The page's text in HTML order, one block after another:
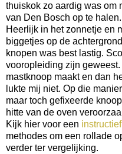
thuiskok zo aardig was om
van Den Bosch op te halen.
Heerlijk in het zonnetje en
biggetjes op de
knopen was best lastig.
vooropleiding zijn
mastknoop maakt en dan
lukte mij niet. Op die
maar toch gefixeerde
hitte van de oven
Kijk hier voor een
methodes om een rollade
verder ter vergelijking.